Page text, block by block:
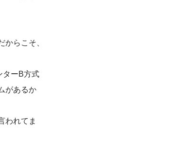
からこそ、
ターB方式
があるか
われてま